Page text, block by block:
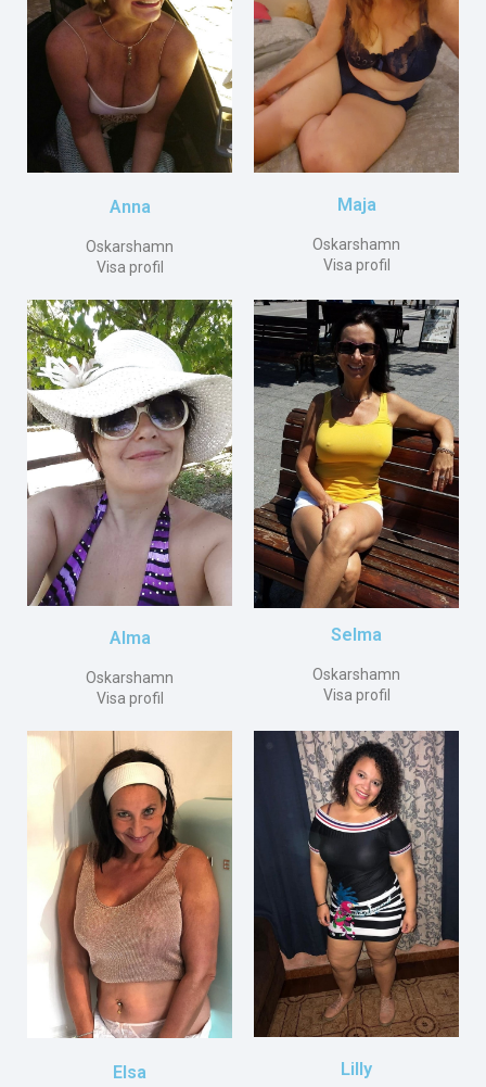
Anna
Oskarshamn
Visa profil
Maja
Oskarshamn
Visa profil
Alma
Oskarshamn
Visa profil
Selma
Oskarshamn
Visa profil
Elsa Lilly